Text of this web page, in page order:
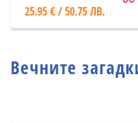
25.95 € / 50.75 ЛВ.
Вечните